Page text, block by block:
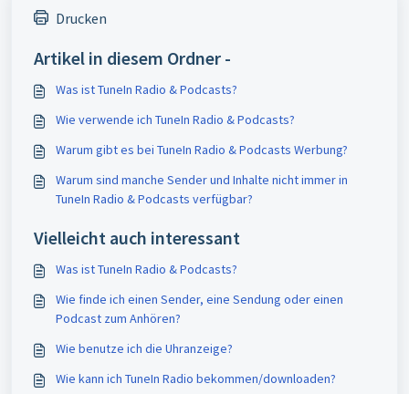
Drucken
Artikel in diesem Ordner -
Was ist TuneIn Radio & Podcasts?
Wie verwende ich TuneIn Radio & Podcasts?
Warum gibt es bei TuneIn Radio & Podcasts Werbung?
Warum sind manche Sender und Inhalte nicht immer in
TuneIn Radio & Podcasts verfügbar?
Vielleicht auch interessant
Was ist TuneIn Radio & Podcasts?
Wie finde ich einen Sender, eine Sendung oder einen
Podcast zum Anhören?
Wie benutze ich die Uhranzeige?
Wie kann ich TuneIn Radio bekommen/downloaden?